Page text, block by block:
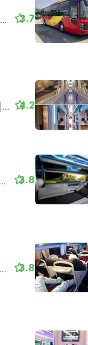
|VIP
3.7
VIP Luxury 21 Cabin
4.2
3.8
3.8